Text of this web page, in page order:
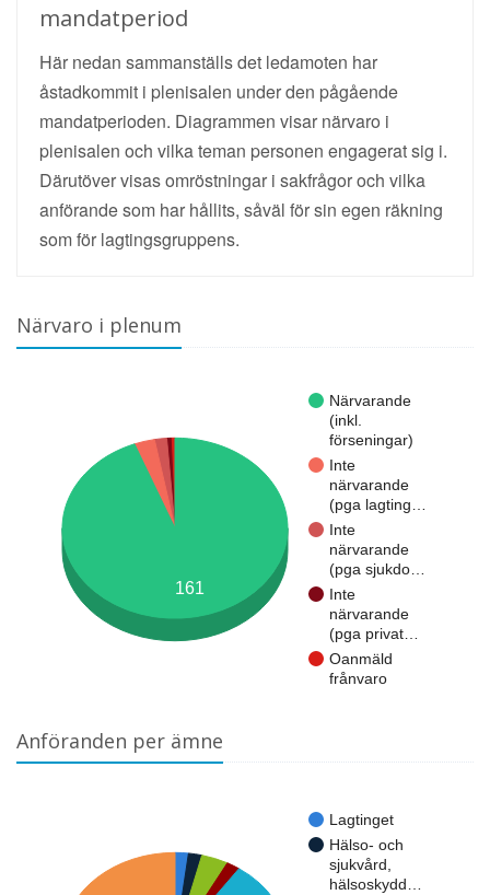
mandatperiod
Här nedan sammanställs det ledamoten har
åstadkommit i plenisalen under den pågående
mandatperioden. Diagrammen visar närvaro i
plenisalen och vilka teman personen engagerat sig i.
Därutöver visas omröstningar i sakfrågor och vilka
anförande som har hållits, såväl för sin egen räkning
som för lagtingsgruppens.
Närvaro i plenum
Närvarande
(inkl.
förseningar)
Inte
närvarande
(pga lagting…
Inte
närvarande
(pga sjukdo…
Inte
närvarande
(pga privat…
Oanmäld
frånvaro
161
Anföranden per ämne
Lagtinget
Hälso- och
sjukvård,
hälsoskydd…